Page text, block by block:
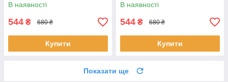
В наявності
544 ₴ 680 ₴
Купити
В наявності
544 ₴ 680 ₴
Купити
Показати ще